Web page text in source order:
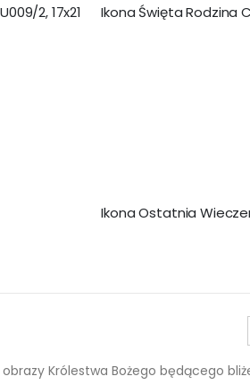
2, 17x21 Ikona Święta Rodzina
Ikona Ostatnia
Królestwa Bożego będącego